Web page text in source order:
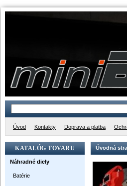
Úvod Kontakty Doprava a platba
KATALÓG TOVARU
Náhradné diely
Batérie
Úvodná